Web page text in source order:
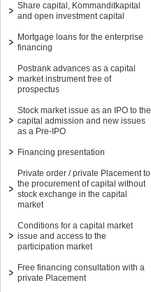
Share capital, Kommanditkapital
and open investment capital
Mortgage loans for the enterprise
financing
Postrank advances as a capital
market instrument free of
prospectus
Stock market issue as an IPO to the
capital admission and new issues
as a Pre-IPO
Financing presentation
Private order / private Placement to
the procurement of capital without
stock exchange in the capital
market
Conditions for a capital market
issue and access to the
participation market
Free financing consultation with a
private Placement